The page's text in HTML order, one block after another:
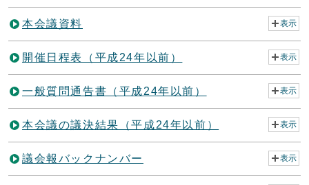
本会議資料 表示
開催日程表（平成24年以前） 表示
一般質問通告書（平成24年以前） 表示
本会議の議決結果（平成24年以前） 表示
議会報バックナンバー 表示